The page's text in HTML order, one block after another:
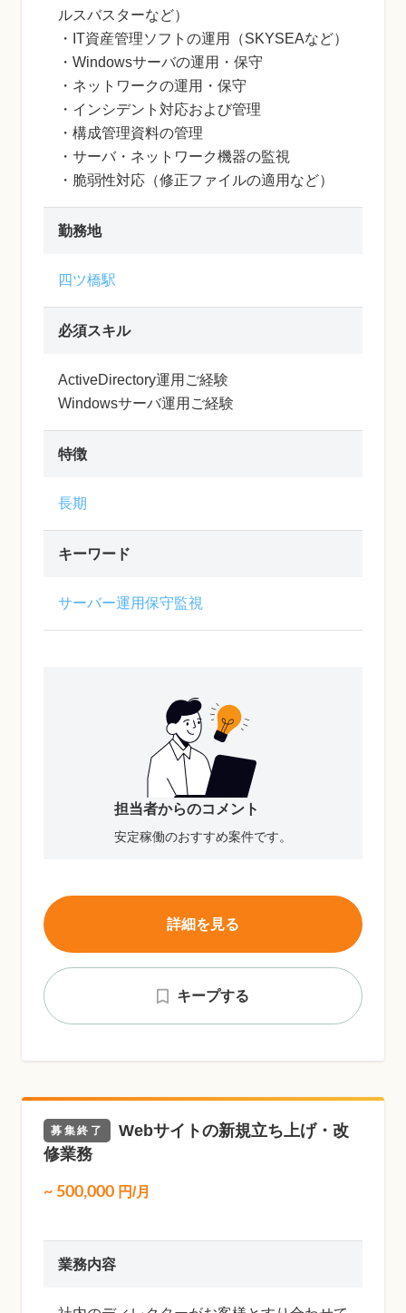
ルスバスターなど）
・IT資産管理ソフトの運用（SKYSEAなど）
・Windowsサーバの運用・保守
・ネットワークの運用・保守
・インシデント対応および管理
・構成管理資料の管理
・サーバ・ネットワーク機器の監視
・脆弱性対応（修正ファイルの適用など）
勤務地
四ツ橋駅
必須スキル
ActiveDirectory運用ご経験
Windowsサーバ運用ご経験
特徴
長期
キーワード
サーバー運用保守監視
担当者からのコメント
安定稼働のおすすめ案件です。
キープする
詳細を見る
募集終了
Webサイトの新規立ち上げ・改
修業務
~ 500,000 円/月
業務内容